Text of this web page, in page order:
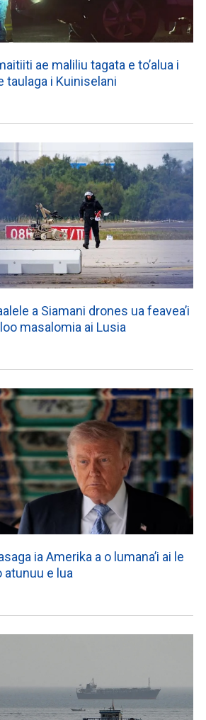
ae maliliu tagata e to’alua i
taulaga i Kuiniselani
a Siamani drones ua feavea’i
masalomia ai Lusia
ia Amerika a o lumana’i ai le
atunuu e lua